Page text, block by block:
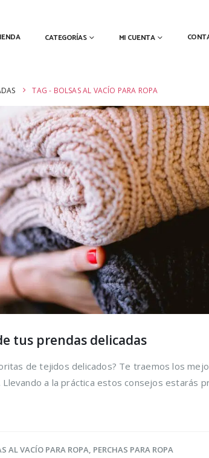
CATEGORÍAS MI CUENTA
TAG - BOLSAS AL VACÍO PARA ROPA
tus prendas delicadas
de tejidos delicados? Te traemos los
a la práctica estos consejos estarás
AL VACÍO PARA ROPA, PERCHAS PARA ROPA